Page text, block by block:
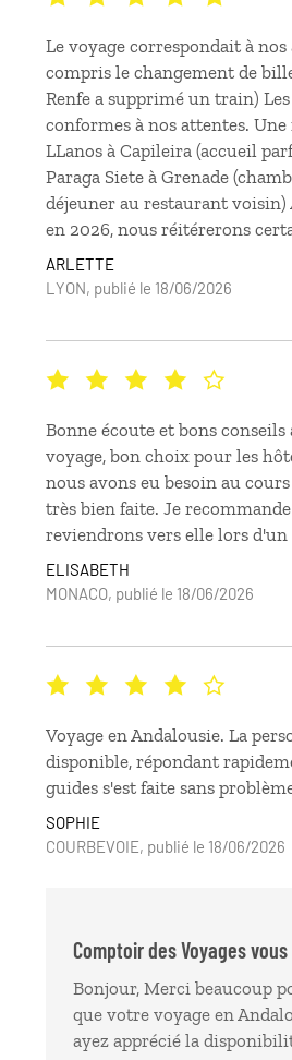
Le voyage correspondait à
compris le changement de
Renfe a supprimé un train)
conformes à nos attentes.
LLanos à Capileira (accueil
Paraga Siete à Grenade
déjeuner au restaurant voisin)
en 2026, nous réitérerons
ARLETTE
LYON, publié le 18/06/2026
Bonne écoute et bons
voyage, bon choix pour les
nous avons eu besoin au
très bien faite. Je
reviendrons vers elle lors
ELISABETH
MONACO, publié le 18/06/2026
Voyage en Andalousie. La
disponible, répondant
guides s'est faite sans
SOPHIE
COURBEVOIE, publié le 18/06/2026
Comptoir des Voyages
Bonjour, Merci beaucoup
que votre voyage en
ayez apprécié la